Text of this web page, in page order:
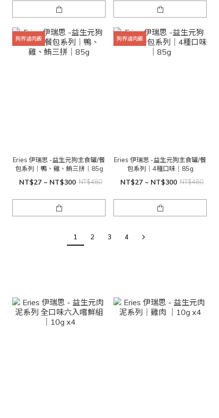
狗界滷肉飯
Eries 伊瑞思 -益生元狗主食罐/餐
包系列｜鴨、雞、鮪三拼｜85g
NT$27 ~ NT$300 NT$480
狗界滷肉飯
Eries 伊瑞思 -益生元狗主食罐/餐
包系列｜4種口味｜85g
NT$27 ~ NT$300 NT$480
1 2 3 4